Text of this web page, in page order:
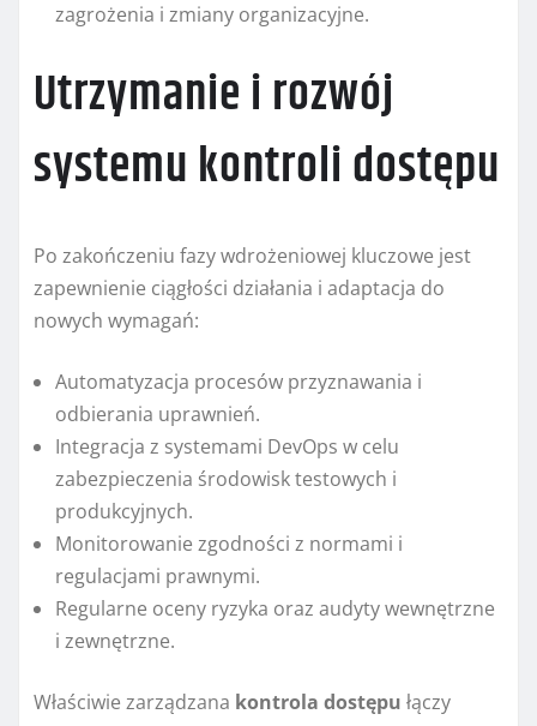
zagrożenia i zmiany organizacyjne.
Utrzymanie i rozwój
systemu kontroli dostępu
Po zakończeniu fazy wdrożeniowej kluczowe jest
zapewnienie ciągłości działania i adaptacja do
nowych wymagań:
Automatyzacja procesów przyznawania i
odbierania uprawnień.
Integracja z systemami DevOps w celu
zabezpieczenia środowisk testowych i
produkcyjnych.
Monitorowanie zgodności z normami i
regulacjami prawnymi.
Regularne oceny ryzyka oraz audyty wewnętrzne
i zewnętrzne.
Właściwie zarządzana kontrola dostępu łączy